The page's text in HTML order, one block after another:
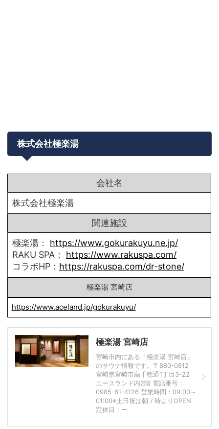
株式会社極楽湯
会社名
株式会社極楽湯
関連施設
極楽湯： https://www.gokurakuyu.ne.jp/
RAKU SPA： https://www.rakuspa.com/
コラボHP： https://rakuspa.com/dr-stone/
極楽湯 宮崎店
https://www.aceland.jp/gokurakuyu/
極楽湯 宮崎店
宮崎市内にある「極楽湯 宮崎店」
のサウナ情報です。〒880-0812
宮崎県宮崎市高千穂通1丁目3-22
エースランド内2階 電話番号：
0985-61-4126 営業時間：09:00～
01:00※土日祝は朝７時よりOPEN
定休日：ー